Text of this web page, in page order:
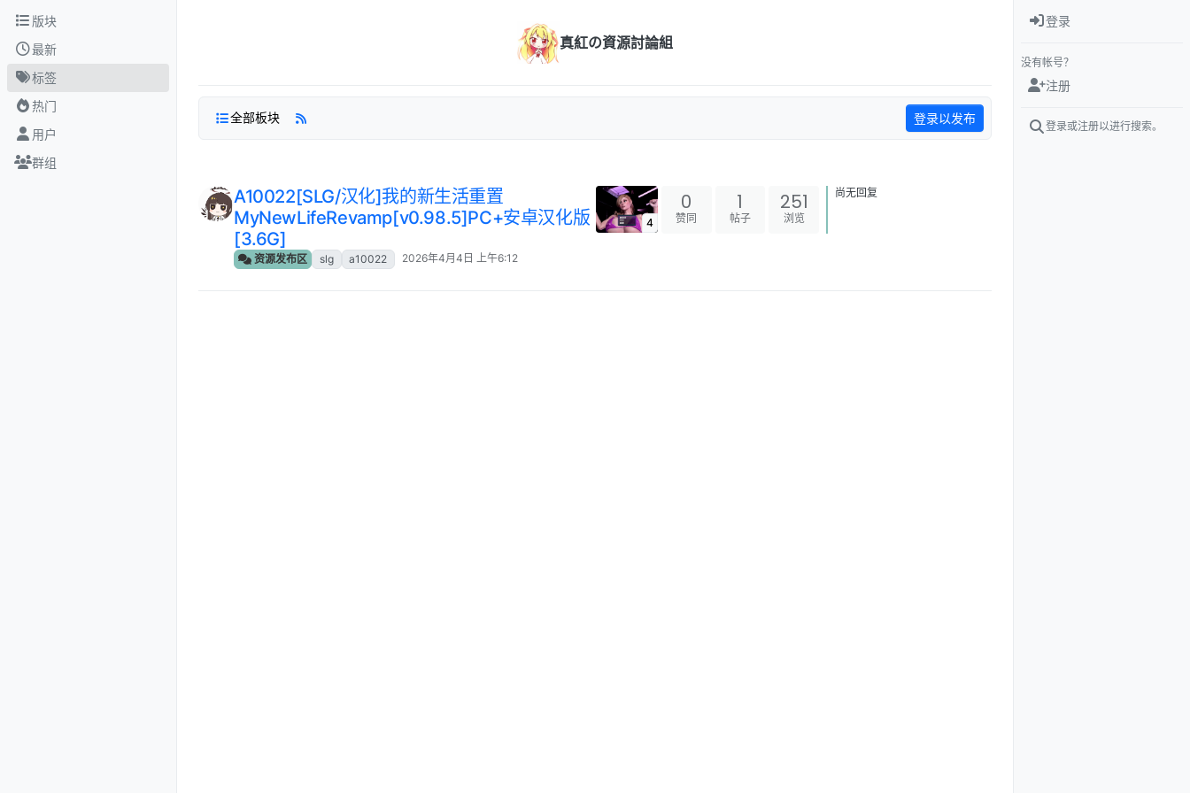
跳转至内容
版块
最新
标签
热门
用户
群组
真紅の資源討論組
全部板块 登录以发布
A10022[SLG/汉化]我的新生活重置
MyNewLifeRevamp[v0.98.5]PC+安卓汉化版
[3.6G]
资源发布区 slg a10022 2026年4月4日 上午6:12
4
0
赞同
1
帖子
251
浏览
尚无回复
登录
没有帐号？
注册
登录或注册以进行搜索。